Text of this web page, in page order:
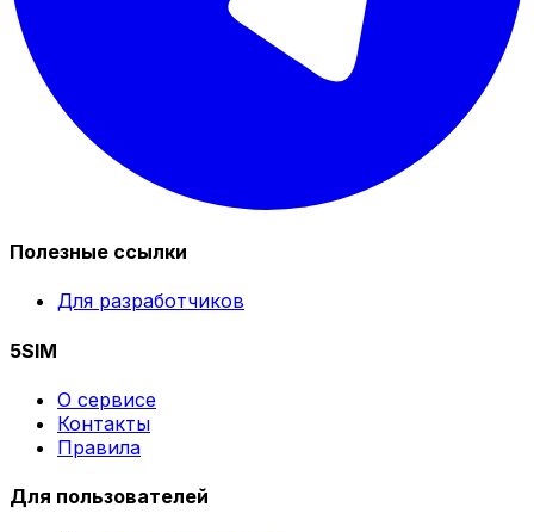
Полезные ссылки
Для разработчиков
5SIM
О сервисе
Контакты
Правила
Для пользователей